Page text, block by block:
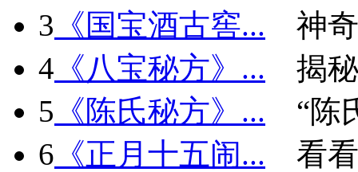
3 《国宝酒古窖...
神
4 《八宝秘方》...
揭
5 《陈氏秘方》...
“陈
6 《正月十五闹...
看